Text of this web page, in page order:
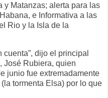
y Matanzas; alerta para las
e Informativa a las
Rio y la Isla de la
dijo el principal
José Rubiera, quien
junio fue extremadamente
tormenta Elsa) por lo que